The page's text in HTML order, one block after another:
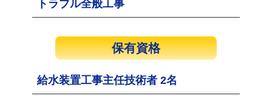
トラブル全般工事
保有資格
給水装置工事主任技術者 2名